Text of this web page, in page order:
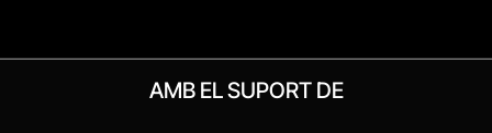
AMB EL SUPORT DE